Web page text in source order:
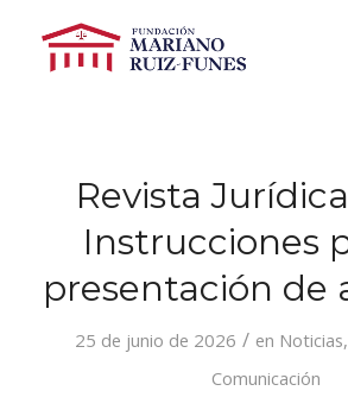
Revista
Instrucciones
presentación de
25 de junio de 2026 / en Noticias,
Comunicación